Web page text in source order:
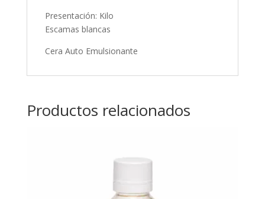
Presentación: Kilo
Escamas blancas
Cera Auto Emulsionante
Productos relacionados